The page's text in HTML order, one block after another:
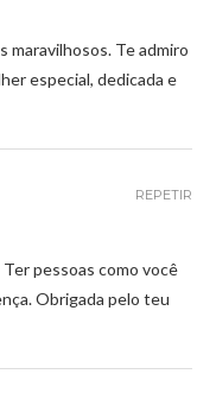
maravilhosos. Te admiro
especial, dedicada e
pessoas como você
Obrigada pelo teu
REPETIR